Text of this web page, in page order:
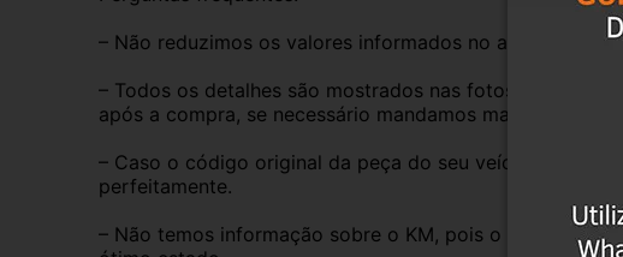
– Não reduzimos os valores informados no anúncio
– Todos os detalhes são mostrados nas fotos do
após a compra, se necessário mandamos mais imagens
– Caso o código original da peça do seu veículo seja o
perfeitamente.
– Não temos informação sobre o KM, pois o veículo já